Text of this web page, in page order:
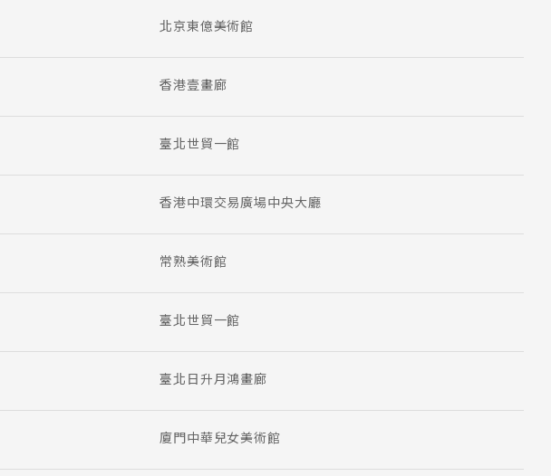
北京東億美術館
香港壹畫廊
臺北世貿一館
香港中環交易廣場中央大廳
常熟美術館
臺北世貿一館
臺北日升月鴻畫廊
廈門中華兒女美術館